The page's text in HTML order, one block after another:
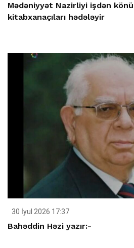
Mədəniyyət Nazirliyi işdən
kitabxanaçıları hədələyir
30 İyul 2026 17:37
Bahəddin Həzi yazır:-